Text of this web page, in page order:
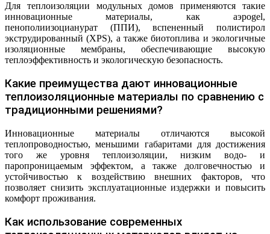
Для теплоизоляции модульных домов применяются такие
инновационные материалы, как аэроgel,
пенополиизоцианурат (ППИ), вспененный полистирол
экструдированный (XPS), а также биотоплива и экологичные
изоляционные мембраны, обеспечивающие высокую
теплоэффективность и экологическую безопасность.
Какие преимущества дают инновационные
теплоизоляционные материалы по сравнению с
традиционными решениями?
Инновационные материалы отличаются высокой
теплопроводностью, меньшими габаритами для достижения
того же уровня теплоизоляции, низким водо- и
паропроницаемым эффектом, а также долговечностью и
устойчивостью к воздействию внешних факторов, что
позволяет снизить эксплуатационные издержки и повысить
комфорт проживания.
Как использование современных